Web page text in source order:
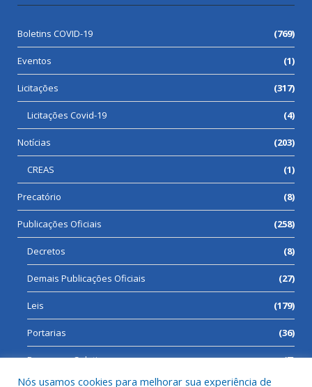
Boletins COVID-19 (769)
Eventos (1)
Licitações (317)
Licitações Covid-19 (4)
Notícias (203)
CREAS (1)
Precatório (8)
Publicações Oficiais (258)
Decretos (8)
Demais Publicações Oficiais (27)
Leis (179)
Portarias (36)
Processos Seletivos (7)
Nós usamos cookies para melhorar sua experiência de